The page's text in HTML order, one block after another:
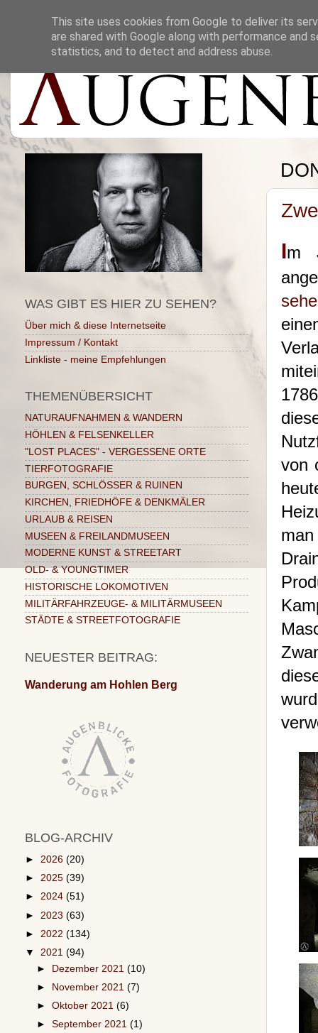
Im
von
WAS GIBT ES HIER ZU SEHEN?
Über mich & diese Internetseite
Impressum / Kontakt
Linkliste - meine Empfehlungen
THEMENÜBERSICHT
NATURAUFNAHMEN & WANDERN
HÖHLEN & FELSENKELLER
"LOST PLACES" - VERGESSENE ORTE
TIERFOTOGRAFIE
BURGEN, SCHLÖSSER & RUINEN
KIRCHEN, FRIEDHÖFE & DENKMÄLER
URLAUB & REISEN
MUSEEN & FREILANDMUSEEN
MODERNE KUNST & STREETART
OLD- & YOUNGTIMER
HISTORISCHE LOKOMOTIVEN
MILITÄRFAHRZEUGE- & MILITÄRMUSEEN
STÄDTE & STREETFOTOGRAFIE
NEUESTER BEITRAG:
Wanderung am Hohlen Berg
BLOG-ARCHIV
► 2026 (20)
► 2025 (39)
► 2024 (51)
► 2023 (63)
► 2022 (134)
▼ 2021 (94)
► Dezember 2021(10)
► November 2021(7)
►Oktober 2021(6)
►September 2021(1)
This site uses cookies from Google to deliver its
are shared with Google along with performance
statistics, and to detect and address abuse.